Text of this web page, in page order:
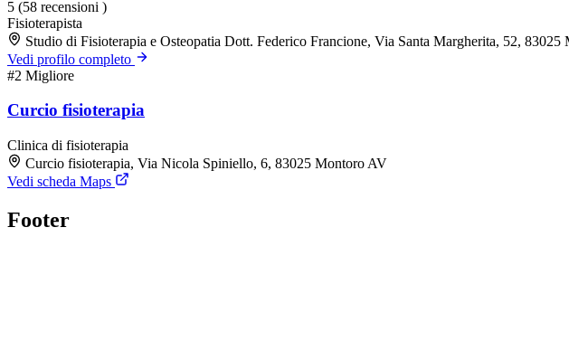
5 (58 recensioni )
Fisioterapista
Studio di Fisioterapia e Osteopatia Dott. Federico Francione, Via Santa Margherita, 52, 83025
Vedi profilo completo
#2 Migliore
Curcio fisioterapia
Clinica di fisioterapia
Curcio fisioterapia, Via Nicola Spiniello, 6, 83025 Montoro AV
Vedi scheda Maps
Footer